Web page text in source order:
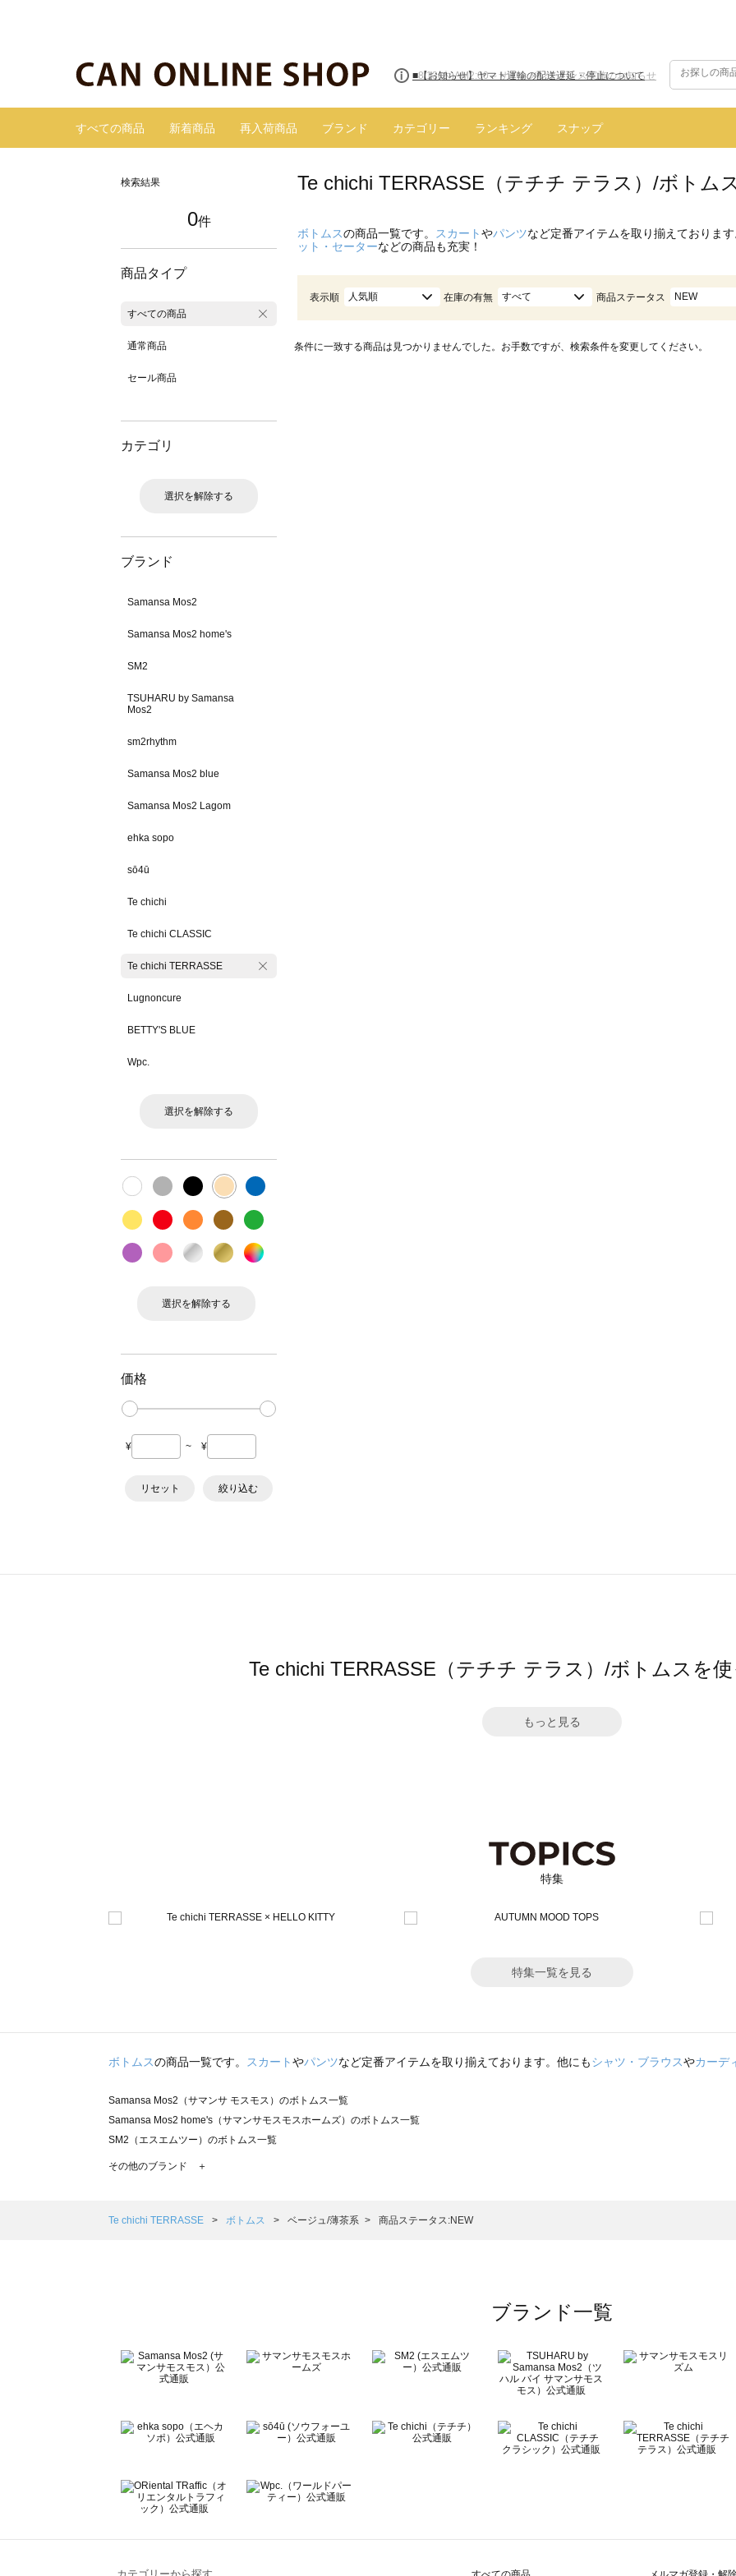
■【お知らせ】ヤマト運輸の配送遅延・停止について
すべての商品 新着商品 再入荷商品 ブランド カテゴリー ランキング スナップ
検索結果
0件
商品タイプ
すべての商品
通常商品
セール商品
カテゴリ
選択を解除する
ブランド
Samansa Mos2
Samansa Mos2 home's
SM2
TSUHARU by Samansa
Mos2
sm2rhythm
Samansa Mos2 blue
Samansa Mos2 Lagom
ehka sopo
sō4ū
Te chichi
Te chichi CLASSIC
Te chichi TERRASSE
Lugnoncure
BETTY'S BLUE
Wpc.
選択を解除する
選択を解除する
価格
¥ ~ ¥
リセット 絞り込む
Te chichi TERRASSE（テチチ テラス）/ボトム
ボトムスの商品一覧です。 スカートやパンツなど定番アイテムを取り揃えておりま
ット・セーターなどの商品も充実！
表示順 人気順 在庫の有無 すべて 商品ステータス NEW
条件に一致する商品は見つかりませんでした。お手数ですが、検索条件を変更してください。
Te chichi TERRASSE（テチチ テラス）/ボトムスを
もっと見る
特集
特集一覧を見る
ボトムスの商品一覧です。 スカートやパンツなど定番アイテムを取り揃えております。他にもシャツ・ブラウスやカーデ
Samansa Mos2（サマンサ モスモス）のボトムス一覧
Samansa Mos2 home's（サマンサモスモスホームズ）のボトムス一覧
SM2（エスエムツー）のボトムス一覧
TSUHARU by Samansa Mos2（ツハルバイサマンサモスモス）のボトムス一覧
Samansa Mos2 Lagom（サマンサモスモス ラーゴム）のボトムス一覧
BETTY'S BLUE（べティーズブルー）のボトムス一覧
Wpc.（ワールドパーティー）のボトムス一覧
その他のブランド ＋
Te chichi TERRASSE ボトムス ベージュ/薄茶系 商品ステータス:NEW
ブランド一覧